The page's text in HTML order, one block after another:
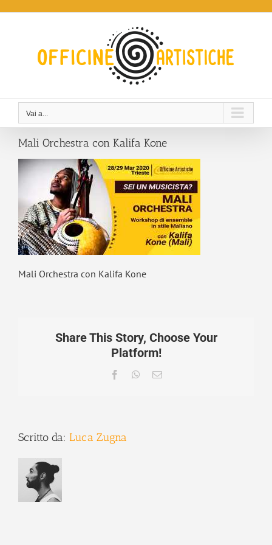
Vai a...
Mali Orchestra con Kalifa Kone
Mali Orchestra con Kalifa Kone
Share This Story, Choose Your
Platform!
FacebookWhatsApp
Email
Scritto da: Luca Zugna